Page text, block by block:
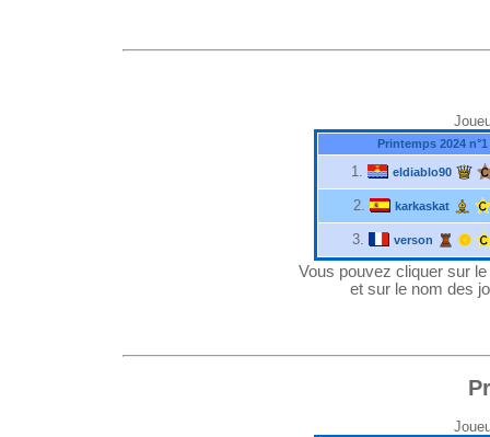
Printemps 2024 n°1
1. eldiablo90
2. karkaskat
3. verson
Vous pouvez cliquer sur
et sur le nom des